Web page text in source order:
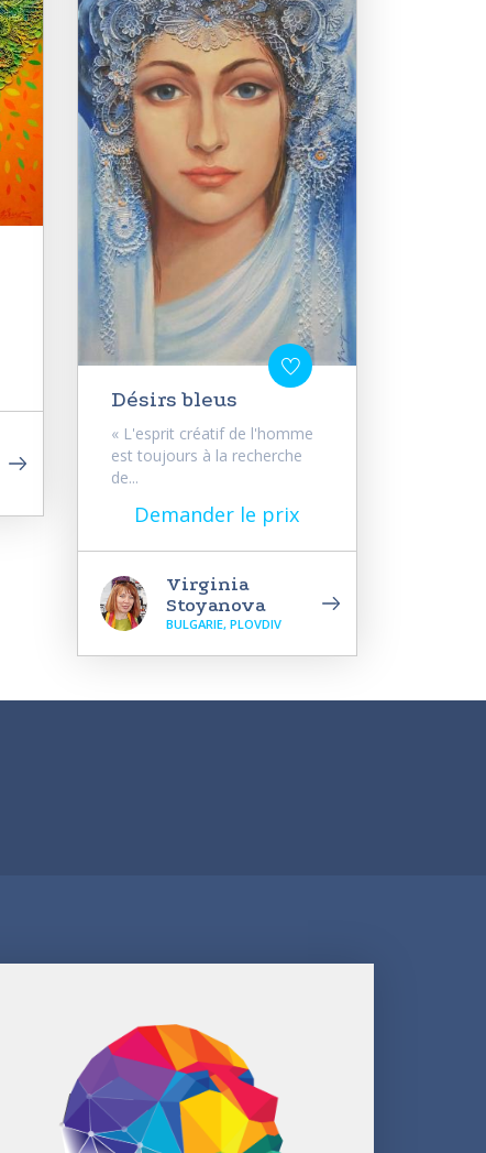
Désirs bleus
« L'esprit créatif de l'homme
est toujours à la recherche
de...
Demander le prix
Virginia
Stoyanova
BULGARIE, PLOVDIV